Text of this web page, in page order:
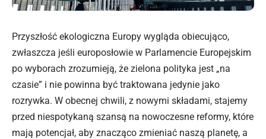
Przyszłość ekologiczna Europy wygląda obiecująco,
zwłaszcza jeśli europosłowie w Parlamencie Europejskim
po wyborach zrozumieją, że zielona polityka jest „na
czasie” i nie powinna być traktowana jedynie jako
rozrywka. W obecnej chwili, z nowymi składami, stajemy
przed niespotykaną szansą na nowoczesne reformy, które
mają potencjał, aby znacząco zmieniać naszą planetę, a